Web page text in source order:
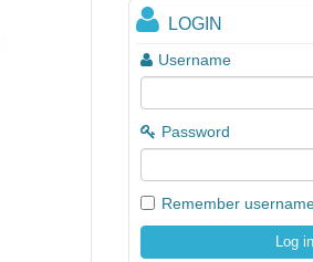
LOGIN
Username
Password
Remember